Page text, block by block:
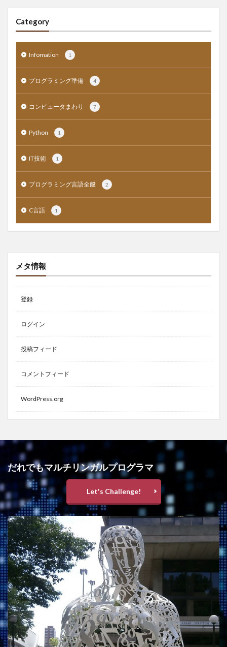
Category
Infomation 1
プログラミング準備 4
コンピュータまわり 7
Python 1
IT技術 1
プログラミング言語全般 2
C言語 1
メタ情報
登録
ログイン
投稿フィード
コメントフィード
WordPress.org
だれでもマルチリンガルプログラマ
Let's Challenge!